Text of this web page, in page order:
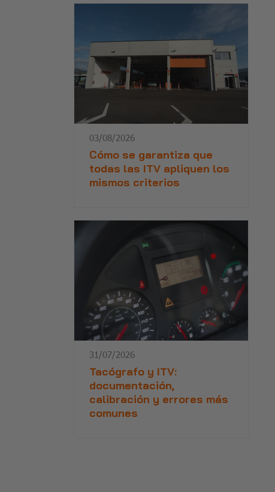
03/08/2026
Cómo se garantiza que
todas las ITV apliquen los
mismos criterios
31/07/2026
Tacógrafo y ITV:
documentación,
calibración y errores más
comunes